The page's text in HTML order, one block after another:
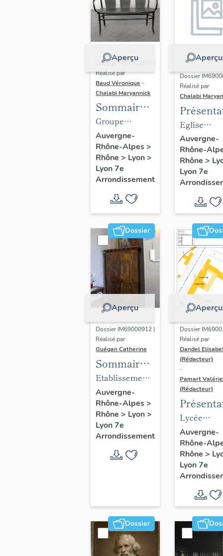
Aperçu
Dossier IM69000865 |
Réalisé par
Baud Véronique -
Chalabi Maryannick
Sommaire
objets
mobiliers
du groupe
scolaire
Gilbert-Dru
Groupe
scolaire
Gilbert-Dru
Auvergne-
Rhône-Alpes>
Rhône > Lyon>
Lyon 7e
Arrondissement
Aperçu
Dossier
Réalisé par
Chalabi
du
de
Notre-
Saint-
Eglise
paroissiale
Notre-
Saint-Louis
Auvergne-
Rhône-
Rhône >
Lyon 7e
Dossier
Aperçu
Dossier IM69000912 |
Réalisé par
Guégan Catherine
Sommaire
objets
mobiliers :
Mobilier du
foyer
arménien
de jeunes
filles Saint-
Etablissement
médical
Clinique
gynécologique
et
d'accouchement
du docteur
de jeunes filles
Saint-Grégoire
Auvergne-
Rhône-Alpes>
Rhône > Lyon>
Lyon 7e
Arrondissement
Aperçu
Dossier
Réalisé par
Dandel
(Rédacteur)
-
Pamart Valérie
(Rédacteur)
des 1%
Lycée
Louise
Lycée
Louise
Auvergne-
Rhône-
Rhône >
Lyon 7e
Dossier